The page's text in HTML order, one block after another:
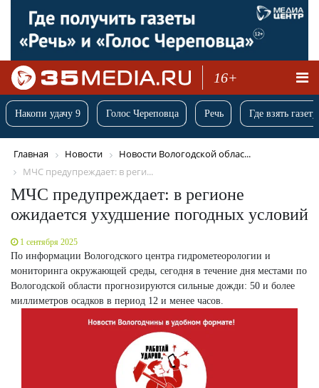
16+
Накопи удачу 9 Голос Череповца Речь Где взять
Главная Новости
Новости Вологодской облас...
МЧС предупреждает: в реги...
МЧС предупреждает: в регионе
ожидается ухудшение погодных условий
1 сентября 2025
По информации Вологодского центра гидрометеорологии и
мониторинга окружающей среды, сегодня в течение дня местами по
Вологодской области прогнозируются сильные дожди: 50 и более
миллиметров осадков в период 12 и менее часов.